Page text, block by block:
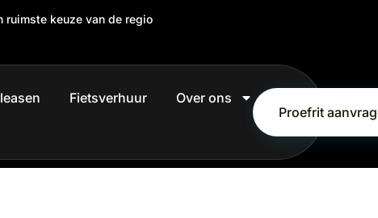
ruimste keuze van de regio
Fietsverhuur
Over ons
Proefrit